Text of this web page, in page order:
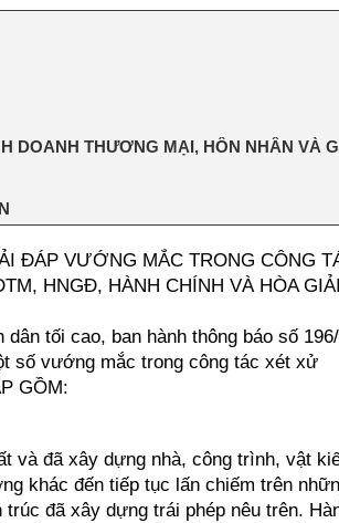
DOANH THƯƠNG MẠI, HÔN NHÂN VÀ
ĐÁP VƯỚNG MẮC TRONG CÔNG
HNGĐ, HÀNH CHÍNH VÀ HÒA
dân tối cao, ban hành thông báo số
số vướng mắc trong công tác xét xử
GỒM:
và đã xây dựng nhà, công trình, vật
khác đến tiếp tục lấn chiếm trên
đã xây dựng trái phép nêu trên.